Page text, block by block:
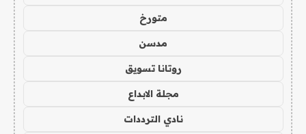
متورخ
مدسن
روتانا تسويق
مجلة الابداع
نادي الترددات